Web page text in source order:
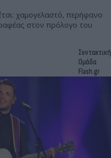
χαμογελαστό, περήφανο
στον πρόλογο του
Συντακτική
Ομάδα
Flash.gr